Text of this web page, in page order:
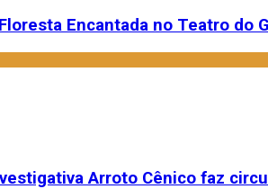
Encantada no Teatro do
Arroto Cênico faz